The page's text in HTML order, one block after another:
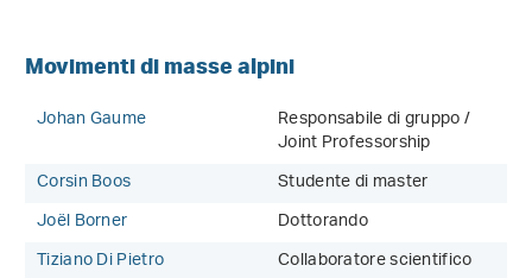
Movimenti di masse alpini
Johan Gaume Responsabile di gruppo /
Joint Professorship
Corsin Boos
Studente di master
Joël Borner
Dottorando
Tiziano Di Pietro
Collaboratore scientifico